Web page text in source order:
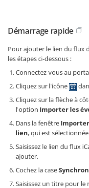
Démarrage rapide
Pour ajouter le lien du flux
les étapes ci-dessous :
Connectez-vous au
Cliquez sur l'icône
Cliquez sur la flèche à
l'option Importer les
Dans la fenêtre
lien, qui est
Saisissez le lien du flux
ajouter.
Cochez la case
Saisissez un titre pour le